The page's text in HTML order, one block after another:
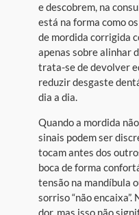
e descobrem, na
está na forma como
de mordida corrigida
apenas sobre alinhar
trata-se de devolver
reduzir desgaste
dia a dia.
Quando a mordida
sinais podem ser
tocam antes dos
boca de forma
tensão na mandíbula
sorriso “não encaixa”.
dor, mas isso não